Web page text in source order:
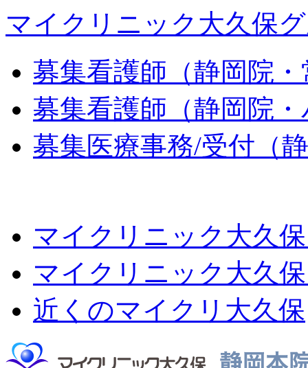
マイクリニック大久保
募集看護師（静岡院
募集看護師（静岡院
募集医療事務/受付（
マイクリニック大久
マイクリニック大久
近くのマイクリ大久保